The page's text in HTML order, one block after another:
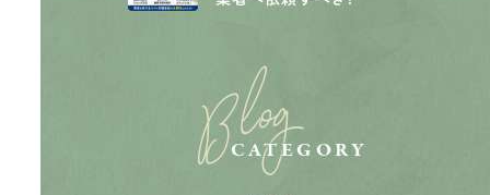
Blog
CATEGORY